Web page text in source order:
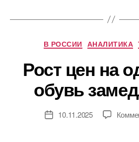
В РОССИИ АНАЛИТИКА
Рост цен на
обувь
Дата10.11.2025